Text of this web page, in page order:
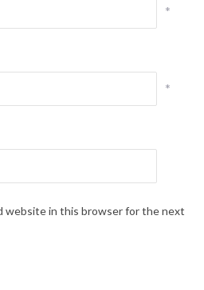
*
*
website in this browser for the next